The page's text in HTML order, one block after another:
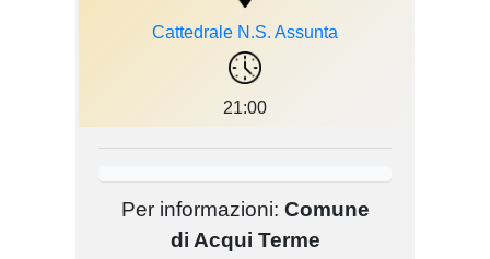
Cattedrale N.S. Assunta
21:00
Per informazioni: Comune
di Acqui Terme